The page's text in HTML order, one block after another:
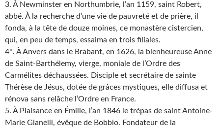
3. À Newminster en Northumbrie, l’an 1159, saint Robert,
abbé. À la recherche d’une vie de pauvreté et de prière, il
fonda, à la tête de douze moines, ce monastère cistercien,
qui, en peu de temps, essaima en trois filiales.
4*. À Anvers dans le Brabant, en 1626, la bienheureuse Anne
de Saint-Barthélemy, vierge, moniale de l’Ordre des
Carmélites déchaussées. Disciple et secrétaire de sainte
Thérèse de Jésus, dotée de grâces mystiques, elle diffusa et
rénova sans relâche l’Ordre en France.
5. À Plaisance en Émilie, l’an 1846 le trépas de saint Antoine-
Marie Gianelli, évêque de Bobbio. Fondateur de la